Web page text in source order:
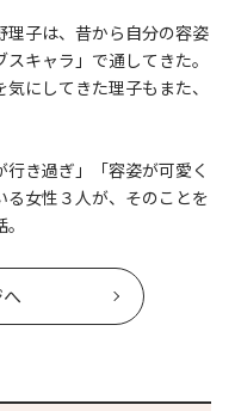
理子は、昔から自分の容姿
キャラ」で通してきた。
にしてきた理子もまた、
き過ぎ」「容姿が可愛く
女性３人が、そのことを